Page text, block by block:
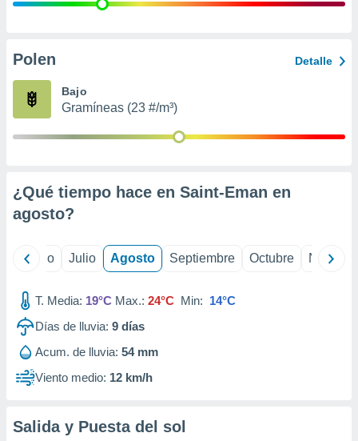
publicidad
de
Polen Detalle
Bajo
Gramíneas (23 #/m³)
¿Qué tiempo hace en Saint-Eman en
agosto?
Junio Julio Agosto Septiembre Octubre
T. Media: 19°C Max.: 24°C Min: 14°C
Días de lluvia: 9 días
Acum. de lluvia: 54 mm
Viento medio: 12 km/h
Salida y Puesta del sol